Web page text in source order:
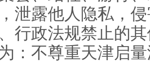
泄露他人隐私，
行政法规禁止的
：不尊重天津启